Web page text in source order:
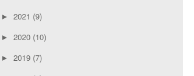
► 2021 (9)
► 2020 (10)
► 2019 (7)